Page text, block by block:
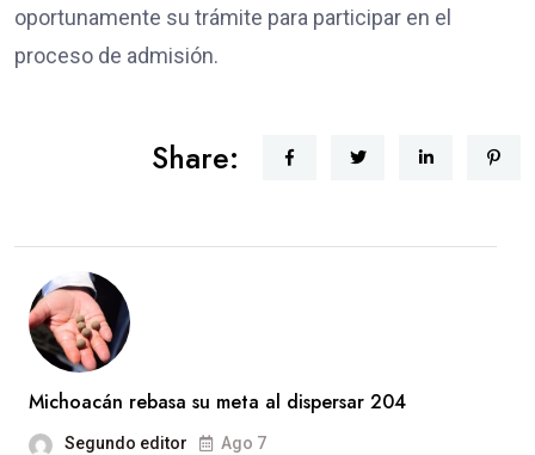
oportunamente su trámite para participar en el
proceso de admisión.
Share:
Michoacán rebasa su meta al dispersar 204
Segundo editor Ago 7